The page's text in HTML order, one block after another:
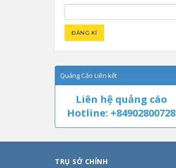
Quảng Cáo Liên kết
Liên hệ quảng cáo
Hotline: +84902800728
TRỤ SỞ CHÍNH